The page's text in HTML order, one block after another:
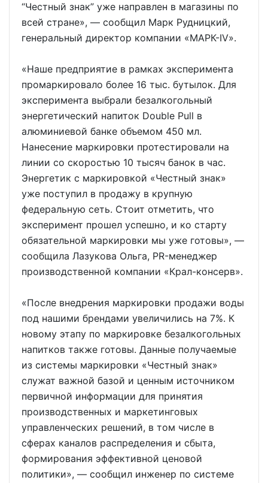
“Честный знак” уже направлен в магазины по
всей стране», — сообщил Марк Рудницкий,
генеральный директор компании «МАРК-IV».
«Наше предприятие в рамках эксперимента
промаркировало более 16 тыс. бутылок. Для
эксперимента выбрали безалкогольный
энергетический напиток Double Pull в
алюминиевой банке объемом 450 мл.
Нанесение маркировки протестировали на
линии со скоростью 10 тысяч банок в час.
Энергетик с маркировкой «Честный знак»
уже поступил в продажу в крупную
федеральную сеть. Стоит отметить, что
эксперимент прошел успешно, и ко старту
обязательной маркировки мы уже готовы», —
сообщила Лазукова Ольга, PR-менеджер
производственной компании «Крал-консерв».
«После внедрения маркировки продажи воды
под нашими брендами увеличились на 7%. К
новому этапу по маркировке безалкогольных
напитков также готовы. Данные получаемые
из системы маркировки «Честный знак»
служат важной базой и ценным источником
первичной информации для принятия
производственных и маркетинговых
управленческих решений, в том числе в
сферах каналов распределения и сбыта,
формирования эффективной ценовой
политики», — сообщил инженер по системе